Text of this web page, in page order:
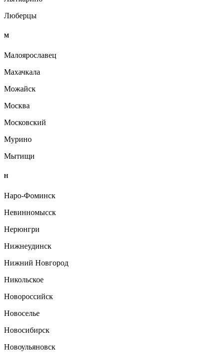
Люберцы
М
Малоярославец
Махачкала
Можайск
Москва
Московский
Мурино
Мытищи
Н
Наро-Фоминск
Невинномысск
Нерюнгри
Нижнеудинск
Нижний Новгород
Никольское
Новороссийск
Новоселье
Новосибирск
Новоульяновск